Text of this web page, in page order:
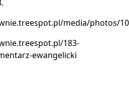
media/photos/
183-
ewangelicki